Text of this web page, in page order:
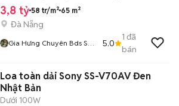
3,8 tỷ 58 tr/m² 65 m²
Đà Nẵng
Gia Hưng Chuyên Bds Sơn
5.0
1 đã
bán
Loa toàn dải Sony SS-V70AV Đen
Nhật Bản
Dưới 100W